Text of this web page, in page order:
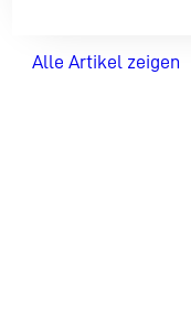
Alle Artikel zeigen